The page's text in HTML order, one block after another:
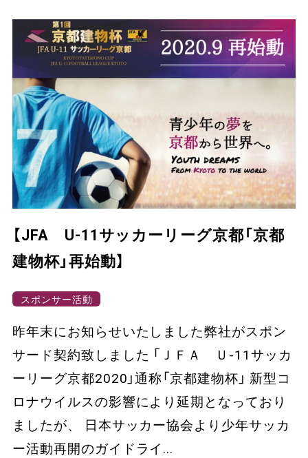
【JFA U-11サッカーリーグ京都「京都
建物杯」再始動】
スポンサー活動
昨年末にお知らせいたしました弊社がスポン
サード契約致しました 「ＪＦＡ Ｕ-11サッカ
ーリーグ京都2020」通称「京都建物杯」 新型コ
ロナウイルスの影響により延期となっており
ましたが、 日本サッカー協会より少年サッカ
ー活動再開のガイドライ...